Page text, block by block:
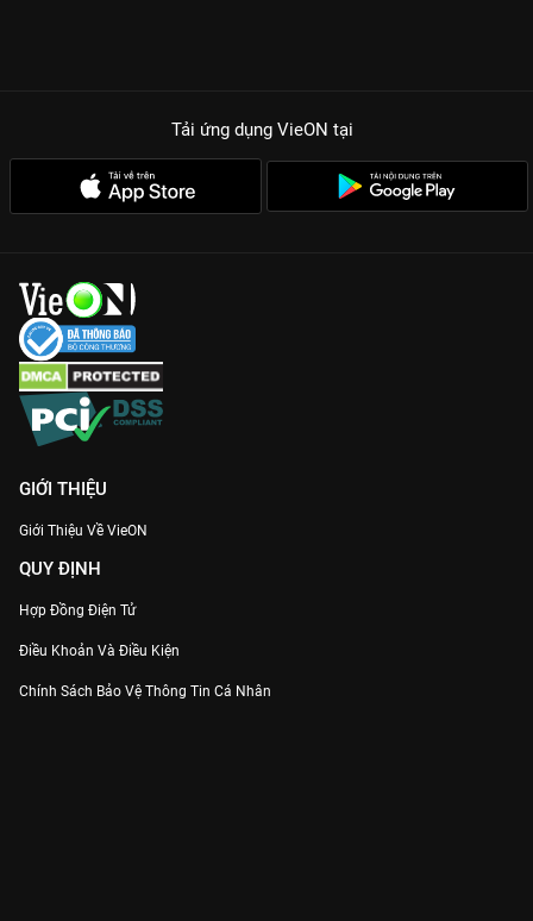
Tải ứng dụng VieON tại
GIỚI THIỆU
Giới Thiệu Về VieON
QUY ĐỊNH
Hợp Đồng Điện Tử
Điều Khoản Và Điều Kiện
Chính Sách Bảo Vệ Thông Tin Cá Nhân